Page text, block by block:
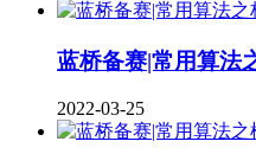
蓝桥备赛|常用算法
2022-03-25